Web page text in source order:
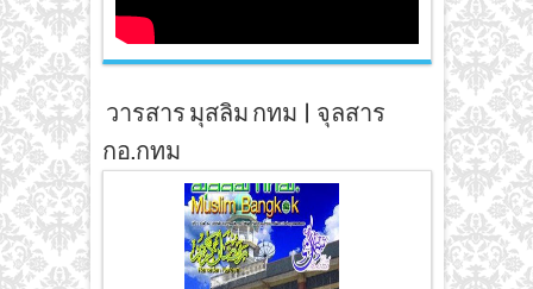
วารสาร มุสลิม กทม | จุลสาร
กอ.กทม